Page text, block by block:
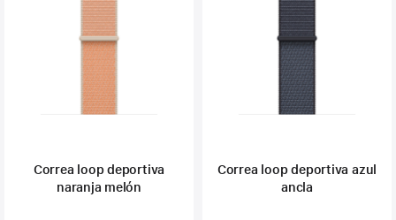
Correa loop deportiva
naranja melón
Correa loop deportiva azul
ancla